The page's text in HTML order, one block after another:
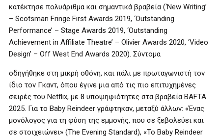
κατέκτησε πολυάριθμα και σημαντικά βραβεία (‘New Writing’
– Scotsman Fringe First Awards 2019, ‘Outstanding
Performance’ – Stage Awards 2019, ‘Outstanding
Achievement in Affiliate Theatre’ – Olivier Awards 2020, ‘Video
Design’ – Off West End Awards 2020). Σύντομα
οδηγήθηκε στη μικρή οθόνη, και πάλι με πρωταγωνιστή τον
ίδιο τον Γκαντ, όπου έγινε μια από τις πιο επιτυχημένες
σειρές του Netflix, με 8 υποψηφιότητες στα βραβεία BAFTA
2025. Για το Baby Reindeer γράφτηκαν, μεταξύ άλλων: «Ένας
μονόλογος για τη φύση της εμμονής, που σε ξεβολεύει και
σε στοιχειώνει» (The Evening Standard), «Το Baby Reindeer